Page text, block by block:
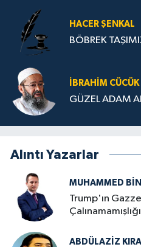
HACER ŞENKAL
BÖBREK
İBRAHIM CÜCÜK
GÜZEL ADAM
Alıntı Yazarlar
MUHAMMED
Trump'ın
ABDÜLAZIZ